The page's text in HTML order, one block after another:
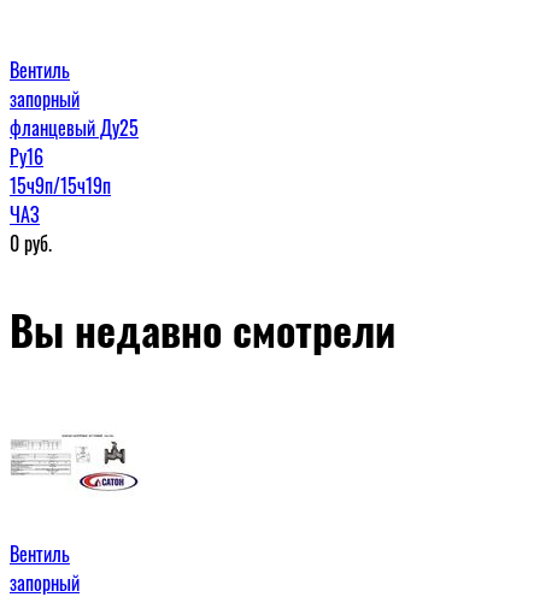
Вентиль
запорный
фланцевый Ду25
Ру16
15ч9п/15ч19п
ЧАЗ
0руб.
Вы недавно смотрели
Вентиль
запорный